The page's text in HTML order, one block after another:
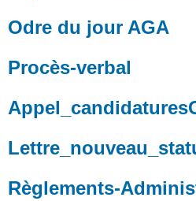
Odre du jour AGA
Procès-verbal
Règlements-